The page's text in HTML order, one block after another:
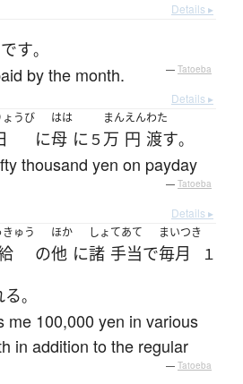
Details ▸
です。
by the month. — Tatoeba
Details ▸
ょうび
に
はは
母 に５
まん
万
えん
円
わた
渡す。
thousand yen on payday
— Tatoeba
Details ▸
ゅう
の
ほか
他 に
しょ
諸
てあて
手当で
まいつき
毎月 １
る。
me 100,000 yen in various
in addition to the regular
— Tatoeba